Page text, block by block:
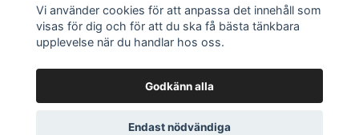
Sociala medier
© 2026 RKE Design
Vi använder cookies för att anpassa det innehåll som
visas för dig och för att du ska få bästa tänkbara
upplevelse när du handlar hos oss.
Godkänn alla
Endast nödvändiga